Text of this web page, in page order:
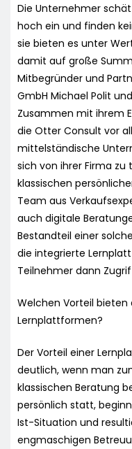
Die Unternehmer
hoch ein und finden
sie bieten es unter
damit auf große
Mitbegründer und
GmbH Michael Polit
Zusammen mit ihrem
die Otter Consult vor
mittelständische
sich von ihrer Firma zu
klassischen
Team aus
auch digitale
Bestandteil einer
die integrierte
Teilnehmer dann
Welchen Vorteil bieten
Lernplattformen?
Der Vorteil einer
deutlich, wenn man
klassischen Beratung
persönlich statt,
Ist-Situation und
engmaschigen